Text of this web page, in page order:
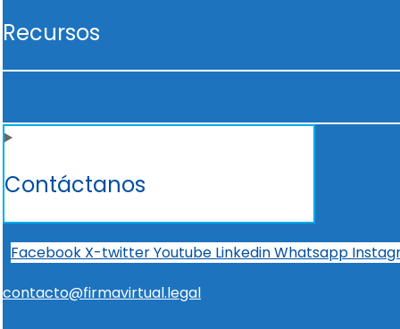
Recursos
Contáctanos
Facebook X-twitterYoutube LinkedinWhatsapp
contacto@firmavirtual.legal